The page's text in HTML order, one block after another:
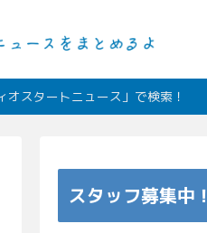
スタートニュース」で検索！
スタッフ募集中！